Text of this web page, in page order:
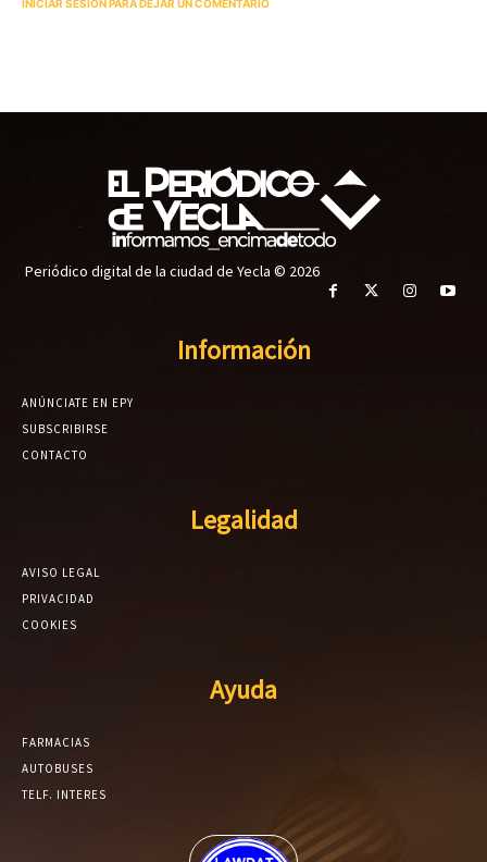
INICIAR SESIÓN PARA DEJAR UN COMENTARIO
Periódico digital de la ciudad de Yecla © 2026
Información
ANÚNCIATE EN EPY
SUBSCRIBIRSE
CONTACTO
Legalidad
AVISO LEGAL
PRIVACIDAD
COOKIES
Ayuda
FARMACIAS
AUTOBUSES
TELF. INTERES